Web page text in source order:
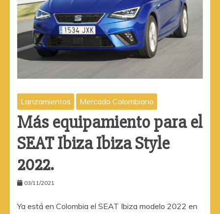
Lanzamientos Mercado Colombiano
Más equipamiento para el
SEAT Ibiza Ibiza Style
2022.
03/11/2021
Ya está en Colombia el SEAT Ibiza modelo 2022 en